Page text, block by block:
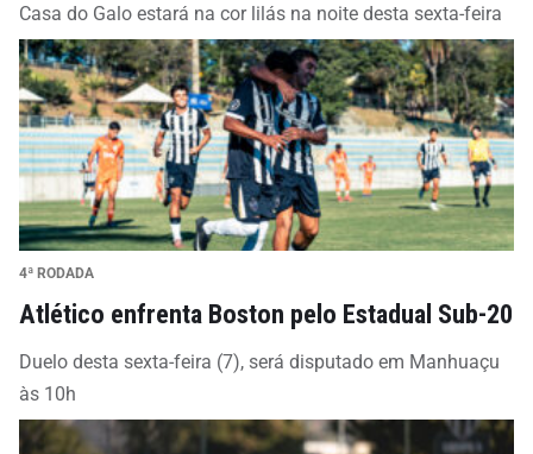
Casa do Galo estará na cor lilás na noite desta sexta-feira
4ª RODADA
Atlético enfrenta Boston pelo Estadual Sub-20
Duelo desta sexta-feira (7), será disputado em Manhuaçu
às 10h